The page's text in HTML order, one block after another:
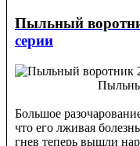
Пыльный
серии
Большое
что его лживая
гнев теперь вышли